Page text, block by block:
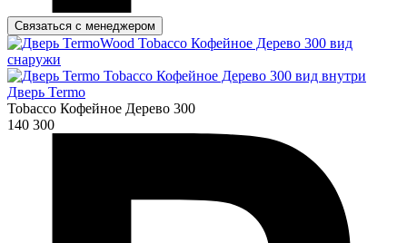
Связаться с менеджером
Дверь Termo
Tobacco Кофейное Дерево 300
140 300